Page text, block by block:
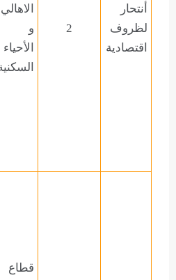
أنتحار
لظروف
اقتصادية
2
الاهالي
و
الأحياء
السكنية
قطاع